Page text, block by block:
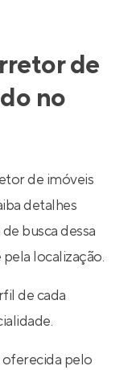
de
no
de imóveis
detalhes
busca dessa
localização.
de cada
pelo